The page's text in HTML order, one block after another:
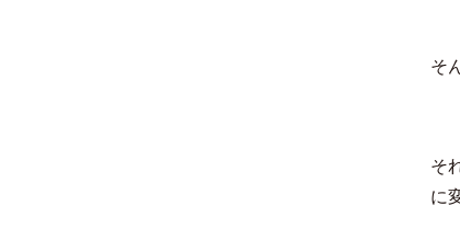
そ
そ
に